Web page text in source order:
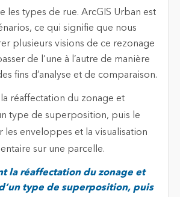
les types de rue. ArcGIS Urban est
ce qui signifie que nous
plusieurs visions de ce rezonage
de l’une à l’autre de manière
fins d’analyse et de comparaison.
la réaffectation du zonage et
type de superposition, puis